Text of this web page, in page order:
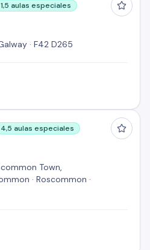
1,5 aulas especiales
· F42 D265
4,5 aulas especiales
Town,
· Roscommon ·